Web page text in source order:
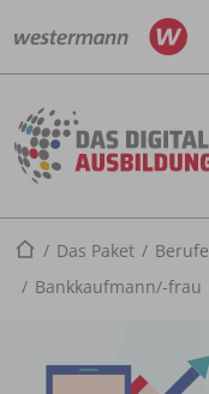
Startseite
Das Paket Berufe
Bankkaufmann/-frau